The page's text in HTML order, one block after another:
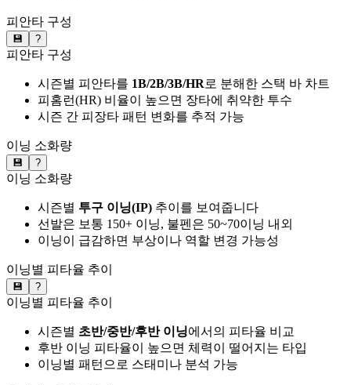
피안타 구성
💾 ?
피안타 구성
시즌별 피안타를 1B/2B/3B/HR로 분해한 스택 바 차트
피홈런(HR) 비율이 높으면 장타에 취약한 투수
시즌 간 피장타 패턴 변화를 추적 가능
이닝 소화량
💾 ?
이닝 소화량
시즌별 투구 이닝(IP) 추이를 보여줍니다
선발은 보통 150+ 이닝, 불펜은 50~70이닝 내외
이닝이 급감하면 부상이나 역할 변경 가능성
이닝별 피타율 추이
💾 ?
이닝별 피타율 추이
시즌별 초반/중반/후반 이닝에서의 피타율 비교
후반 이닝 피타율이 높으면 체력이 떨어지는 타입
이닝별 패턴으로 스태미나 분석 가능